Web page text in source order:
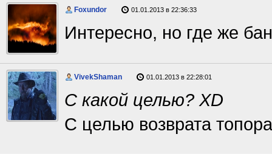
Foxundor 01.01.2013 в 22:36:33
Интересно, но где же
VivekShaman 01.01.2013 в 22:28:01
С какой целью? XD
С целью возврата